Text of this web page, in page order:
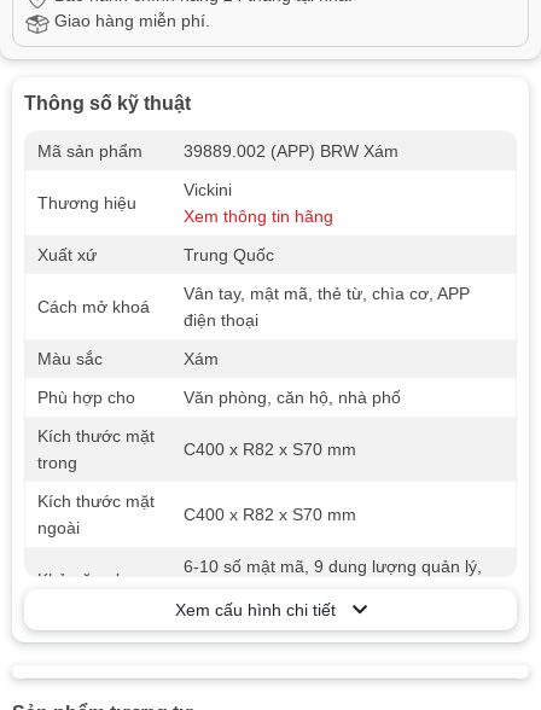
Giao hàng miễn phí.
Thông số kỹ thuật
Mã sản phẩm 39889.002 (APP) BRW Xám
Thương hiệu
Vickini
Xem thông tin hãng
Xuất xứ
Trung Quốc
Cách mở khoá
Vân tay, mật mã, thẻ từ, chìa cơ, APP
điện thoại
Màu sắc
Xám
Phù hợp cho
Văn phòng, căn hộ, nhà phố
Kích thước mặt
trong
C400 x R82 x S70 mm
Kích thước mặt
ngoài
C400 x R82 x S70 mm
Khả năng lưu
6-10 số mật mã, 9 dung lượng quản lý,
lượng khách
giây sau khi nhập sai 6 lần liên tiếp.
Xem cấu hình chi tiết